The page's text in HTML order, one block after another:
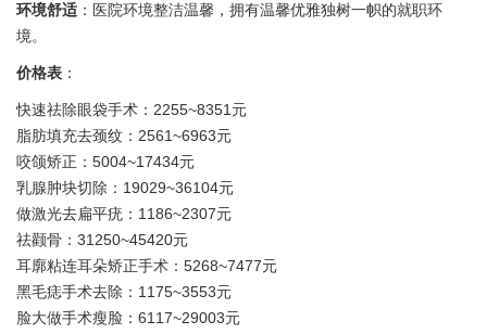
环境舒适 ：医院环境整洁温馨，拥有温馨优雅独树一帜的就职环
境。
价格表 ：
快速祛除眼袋手术：2255~8351元
脂肪填充去颈纹：2561~6963元
咬颌矫正：5004~17434元
乳腺肿块切除：19029~36104元
做激光去扁平疣：1186~2307元
祛颧骨：31250~45420元
耳廓粘连耳朵矫正手术：5268~7477元
黑毛痣手术去除：1175~3553元
脸大做手术瘦脸：6117~29003元